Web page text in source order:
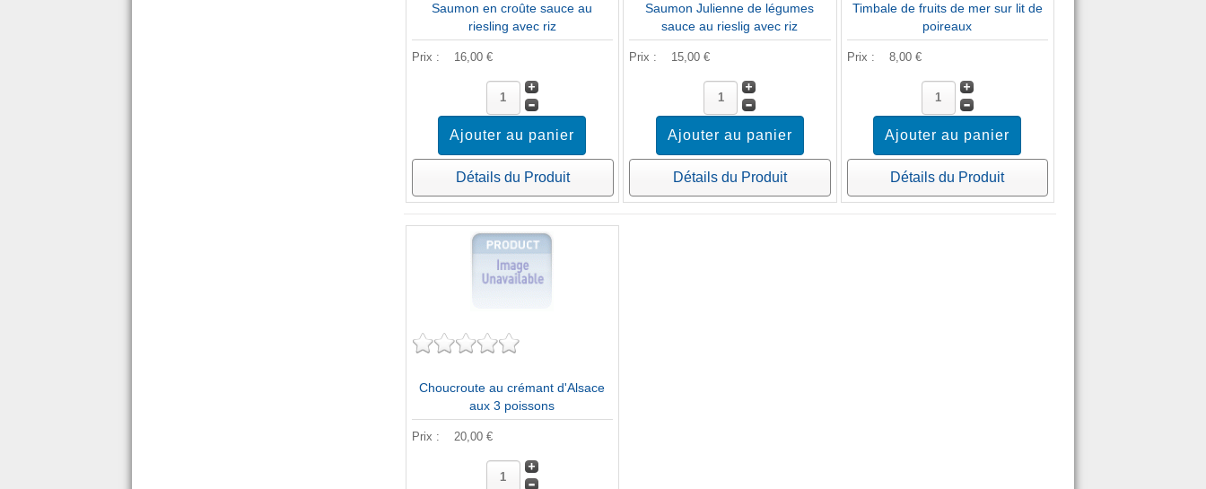
Saumon en croûte sauce au
riesling avec riz
Prix : 16,00 €
Détails du Produit
Saumon Julienne de légumes
sauce au rieslig avec riz
Prix : 15,00 €
Détails du Produit
Timbale de fruits de mer sur lit de
poireaux
Prix : 8,00 €
Détails du Produit
Choucroute au crémant d'Alsace
aux 3 poissons
Prix : 20,00 €